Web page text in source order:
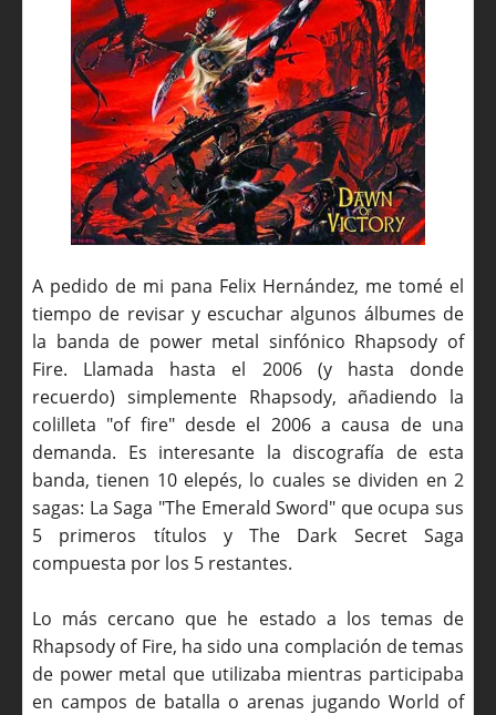
A pedido de mi pana Felix Hernández, me tomé el
tiempo de revisar y escuchar algunos álbumes de
la banda de power metal sinfónico Rhapsody of
Fire. Llamada hasta el 2006 (y hasta donde
recuerdo) simplemente Rhapsody, añadiendo la
colilleta "of fire" desde el 2006 a causa de una
demanda. Es interesante la discografía de esta
banda, tienen 10 elepés, lo cuales se dividen en 2
sagas: La Saga "The Emerald Sword" que ocupa sus
5 primeros títulos y The Dark Secret Saga
compuesta por los 5 restantes.
Lo más cercano que he estado a los temas de
Rhapsody of Fire, ha sido una complación de temas
de power metal que utilizaba mientras participaba
en campos de batalla o arenas jugando World of